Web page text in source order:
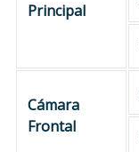
Principal
Cámara
Frontal